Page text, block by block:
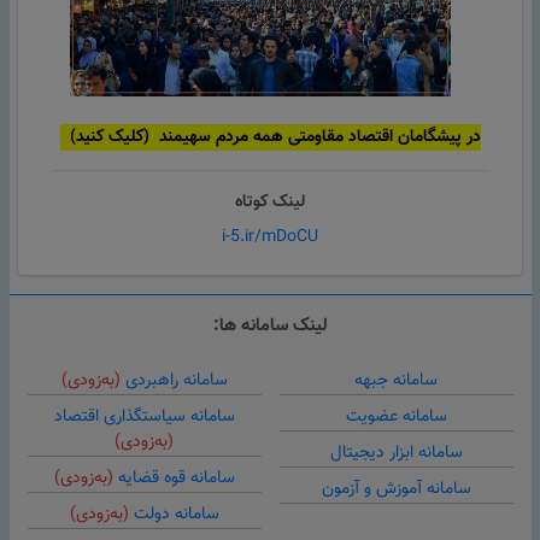
در پیشگامان اقتصاد مقاومتی همه مردم سهیمند (کلیک کنید)
لینک کوتاه
i-5.ir/mDoCU
لینک سامانه ها:
سامانه جبهه
سامانه عضویت
سامانه ابزار دیجیتال
سامانه آموزش و آزمون
سامانه راهبردی (به‌زودی)
سامانه سیاستگذاری اقتصاد
(به‌زودی)
سامانه قوه قضایه (به‌زودی)
سامانه دولت (به‌زودی)